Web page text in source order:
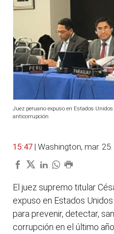
Juez peruano expuso en Estados
anticorrupción
15:47 | Washington, mar. 25.
El juez supremo titular
expuso en Estados
para prevenir, detectar,
corrupción en el último